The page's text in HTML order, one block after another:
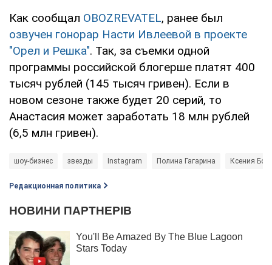
Как сообщал OBOZREVATEL, ранее был
озвучен гонорар Насти Ивлеевой в проекте
"Орел и Решка". Так, за съемки одной
программы российской блогерше платят 400
тысяч рублей (145 тысяч гривен). Если в
новом сезоне также будет 20 серий, то
Анастасия может заработать 18 млн рублей
(6,5 млн гривен).
шоу-бизнес звезды Instagram Полина Гагарина Ксения
Редакционная политика